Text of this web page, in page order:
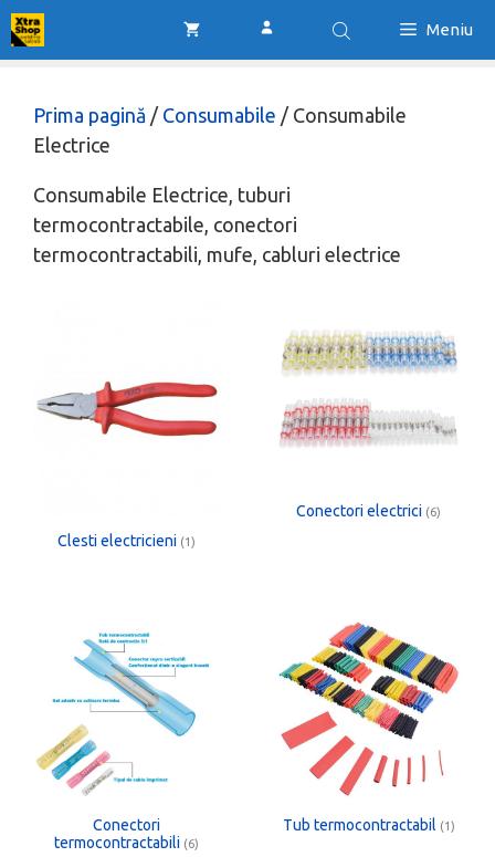
Sari
la
Meniu
Prima pagină / Consumabile / Consumabile
Electrice
Consumabile Electrice, tuburi
termocontractabile, conectori
termocontractabili, mufe, cabluri electrice
Clesti electricieni (1)
Conectori electrici (6)
Conectori
termocontractabili (6)
Tub termocontractabil (1)